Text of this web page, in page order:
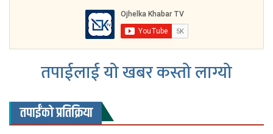
तपाईलाई यो खबर कस्तो लाग्यो
तपाईंको प्रतिक्रिया